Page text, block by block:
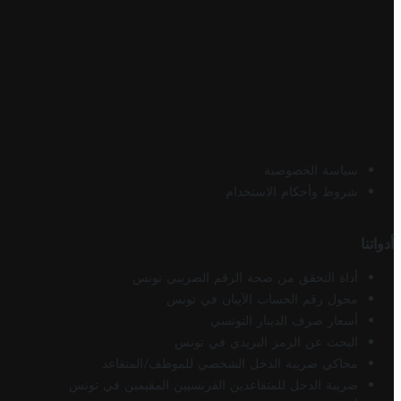
سياسة الخصوصية
شروط وأحكام الاستخدام
أدواتنا
أداة التحقق من صحة الرقم الضريبي تونس
محول رقم الحساب الآيبان في تونس
أسعار صرف الدينار التونسي
البحث عن الرمز البريدي في تونس
محاكي ضريبة الدخل الشخصي للموظف/المتقاعد
ضريبة الدخل للمتقاعدين الفرنسيين المقيمين في تونس